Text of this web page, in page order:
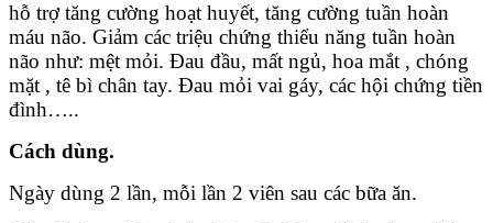
hỗ trợ tăng cường hoạt huyết, tăng cường tuần hoàn
máu não. Giảm các triệu chứng thiểu năng tuần hoàn
não như: mệt mỏi. Đau đầu, mất ngủ, hoa mắt , chóng
mặt , tê bì chân tay. Đau mỏi vai gáy, các hội chứng tiền
đình…..
Cách dùng.
Ngày dùng 2 lần, mỗi lần 2 viên sau các bữa ăn.